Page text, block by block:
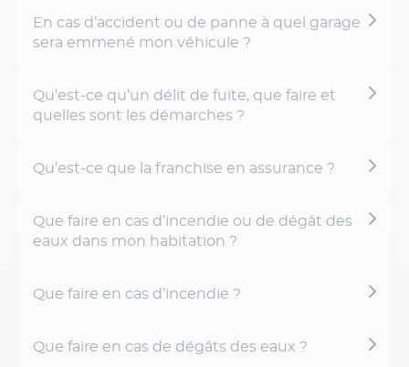
En cas d’accident ou de panne à quel garage
sera emmené mon véhicule ?
Qu’est-ce qu’un délit de fuite, que faire et
quelles sont les démarches ?
Qu’est-ce que la franchise en assurance ?
Que faire en cas d’incendie ou de dégât des
eaux dans mon habitation ?
Que faire en cas d’incendie ?
Que faire en cas de dégâts des eaux ?